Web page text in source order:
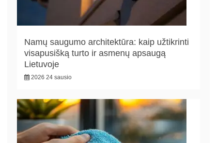
Namų saugumo architektūra: kaip užtikrinti
visapusišką turto ir asmenų apsaugą
Lietuvoje
2026 24 sausio